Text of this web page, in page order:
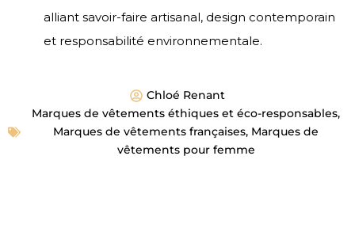
alliant savoir-faire artisanal, design contemporain
et responsabilité environnementale.
Chloé Renant
Marques de vêtements éthiques et éco-responsables,
Marques de vêtements françaises, Marques de
vêtements pour femme